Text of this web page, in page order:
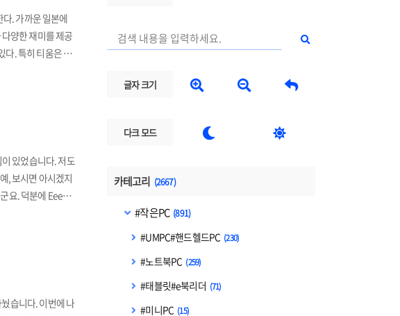
글자 크기   
다크 모드  
카테고리 (2667)
#작은PC (891)
#UMPC#핸드헬드PC (230)
#노트북PC (259)
#태블릿#e북리더 (71)
#미니PC (15)
. 가까운 일본에
양한 재미를 제공
다. 특히 티움은 단
일방적인 주입식
있었습니다. 저도
, 보시면 아시겠지
요. 덕분에 Eee
. 물론 이 밖에도
습니다. 이번에 나